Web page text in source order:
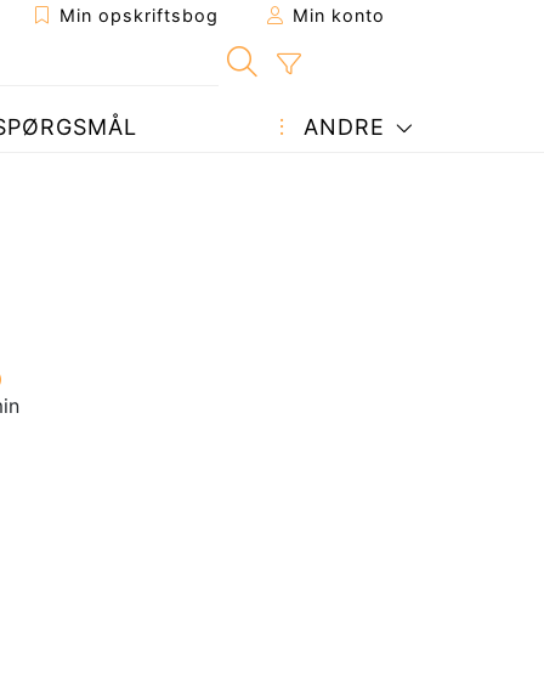
Min opskriftsbog Min konto
ANDRE